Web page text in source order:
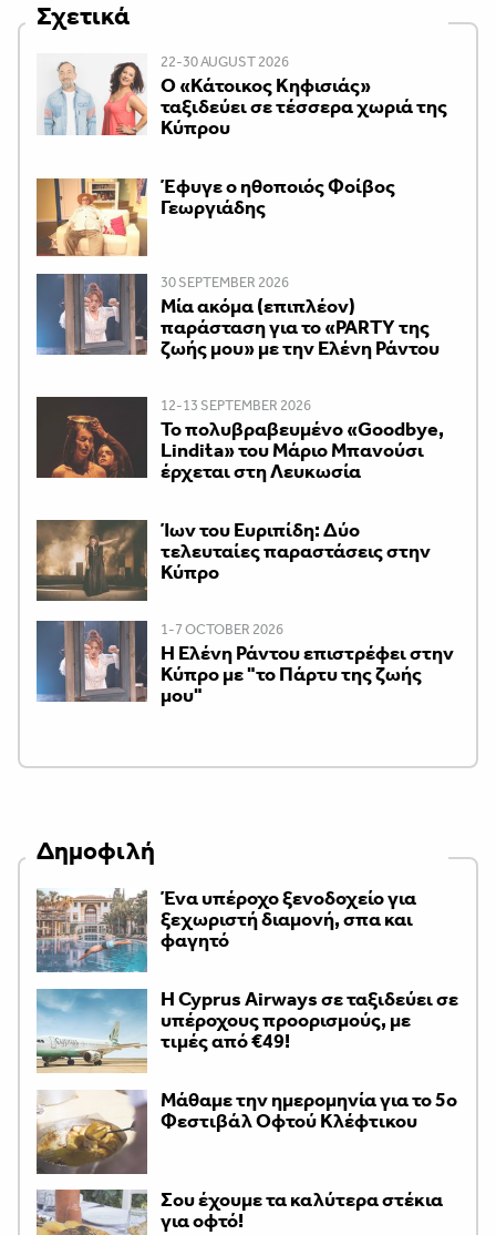
Σχετικά
22-30 AUGUST 2026
Ο «Κάτοικος Κηφισιάς»
ταξιδεύει σε τέσσερα χωριά της
Κύπρου
Έφυγε ο ηθοποιός Φοίβος
Γεωργιάδης
30 SEPTEMBER 2026
Μία ακόμα (επιπλέον)
παράσταση για το «PARTY της
ζωής μου» με την Ελένη Ράντου
12-13 SEPTEMBER 2026
Το πολυβραβευμένο «Goodbye,
Lindita» του Μάριο Μπανούσι
έρχεται στη Λευκωσία
Ίων του Ευριπίδη: Δύο
τελευταίες παραστάσεις στην
Κύπρο
1-7 OCTOBER 2026
H Ελένη Ράντου επιστρέφει στην
Κύπρο με "το Πάρτυ της ζωής
μου"
Δημοφιλή
Ένα υπέροχο ξενοδοχείο για
ξεχωριστή διαμονή, σπα και
φαγητό
H Cyprus Airways σε ταξιδεύει σε
υπέροχους προορισμούς, με
τιμές από €49!
Μάθαμε την ημερομηνία για το 5ο
Φεστιβάλ Οφτού Κλέφτικου
Σου έχουμε τα καλύτερα στέκια
για οφτό!